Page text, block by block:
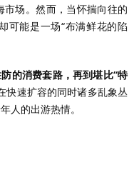
场。然而，当怀揣向往的
可能是一场“布满鲜花的陷
的消费套路，再到堪比“特
速扩容的同时诸多乱象丛
人的出游热情。